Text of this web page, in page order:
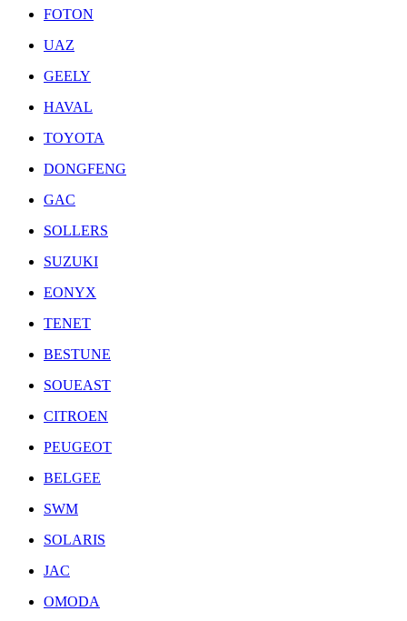
FOTON
UAZ
GEELY
HAVAL
TOYOTA
DONGFENG
GAC
SOLLERS
SUZUKI
EONYX
TENET
BESTUNE
SOUEAST
CITROEN
PEUGEOT
BELGEE
SWM
SOLARIS
JAC
OMODA